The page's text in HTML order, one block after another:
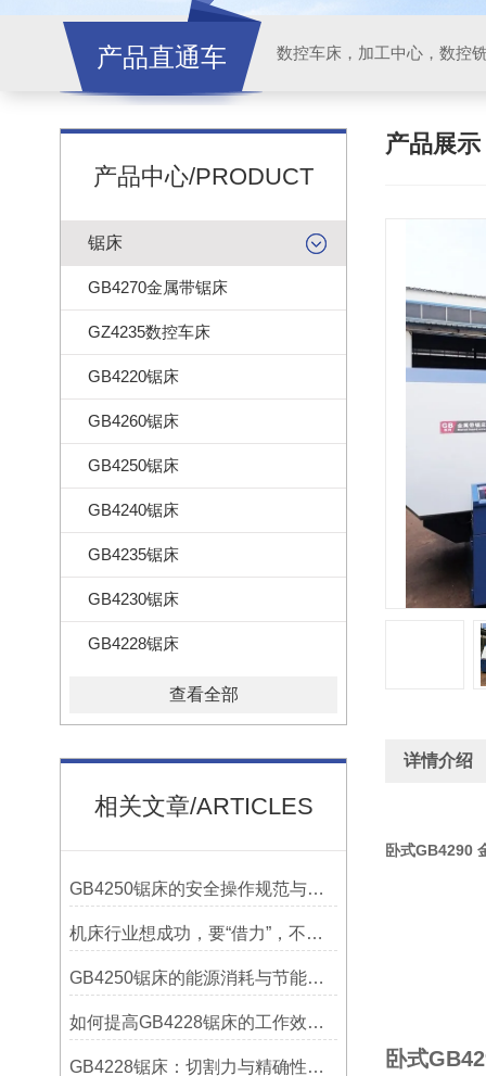
产品直通车
产品中心/PRODUCT
锯床
GB4270金属带锯床
GZ4235数控车床
GB4220锯床
GB4260锯床
GB4250锯床
GB4240锯床
GB4235锯床
GB4230锯床
GB4228锯床
查看全部
相关文章/ARTICLES
GB4250锯床的安全操作规范与注意事项
机床行业想成功，要“借力”，不要“尽力”！
GB4250锯床的能源消耗与节能措施
如何提高GB4228锯床的工作效率？
GB4228锯床：切割力与精确性的结合
产品展示
详情介绍
卧式GB4290
卧式